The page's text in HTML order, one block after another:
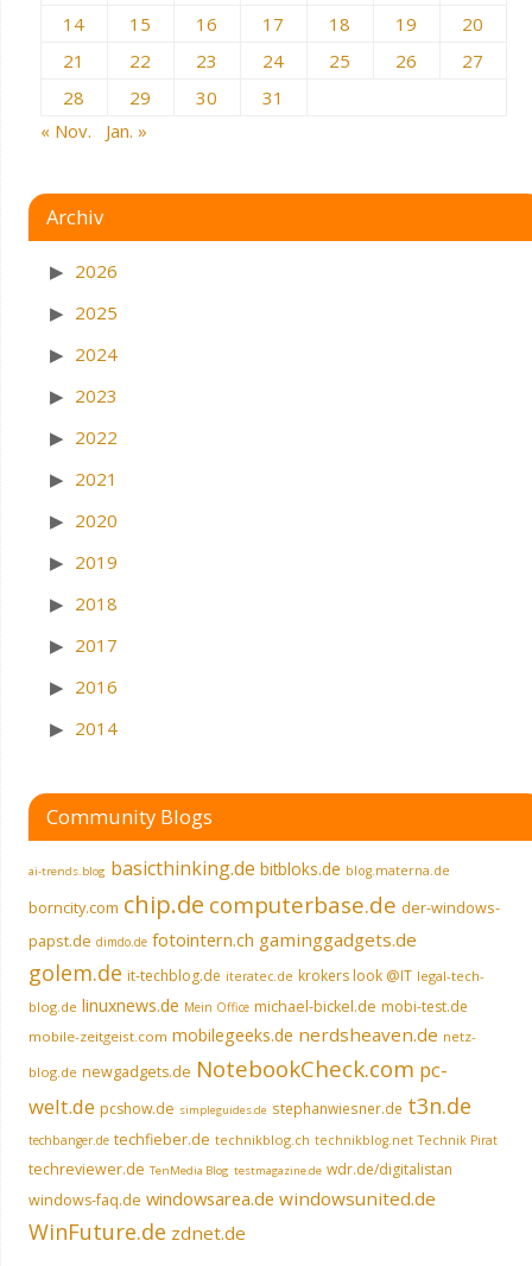
14
15 16 17 18 19
20
21
22 23 24 25 26
27
28
29 30
31
« Nov.
Jan. »
Archiv
2026
2025
2024
2023
2022
2021
2020
2019
2018
2017
2016
2014
Community Blogs
ai-trends.blog basicthinking.de bitbloks.de blog.materna.de
borncity.com chip.de computerbase.de der-windows-
papst.de dimdo.de fotointern.ch gaminggadgets.de
golem.de it-techblog.de iteratec.de krokers look @IT legal-tech-
blog.de linuxnews.de Mein Office michael-bickel.de mobi-test.de
mobile-zeitgeist.com mobilegeeks.de nerdsheaven.de netz-
blog.de newgadgets.de NotebookCheck.com pc-
welt.de pcshow.de simpleguides.de stephanwiesner.de t3n.de
techbanger.de techfieber.de technikblog.ch technikblog.net Technik Pirat
techreviewer.de TenMedia Blog testmagazine.de wdr.de/digitalistan
windows-faq.de windowsarea.de windowsunited.de
WinFuture.de zdnet.de